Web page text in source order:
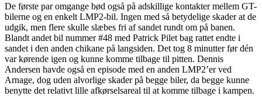
De første par omgange bød også på adskillige kontakter mellem GT-
bilerne og en enkelt LMP2-bil. Ingen med så betydelige skader at de
udgik, men flere skulle slæbes fri af sandet rundt om på banen.
Blandt andet bil nummer #48 med Patrick Pilet bag rattet endte i
sandet i den anden chikane på langsiden. Det tog 8 minutter før dén
var kørende igen og kunne komme tilbage til pitten. Dennis
Andersen havde også en episode med en anden LMP2’er ved
Arnage, dog uden alvorlige skader på begge biler, da begge kunne
benytte det relativt lille afkørselsareal til at komme tilbage i kampen.